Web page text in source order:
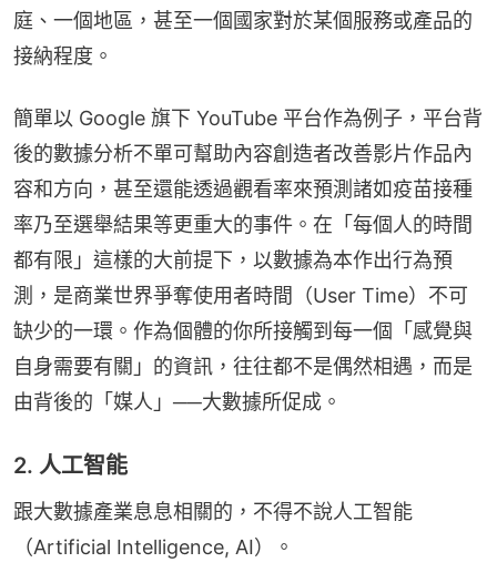
庭、一個地區，甚至一個國家對於某個服務或產品的
接納程度。
簡單以 Google 旗下 YouTube 平台作為例子，平台背
後的數據分析不單可幫助內容創造者改善影片作品內
容和方向，甚至還能透過觀看率來預測諸如疫苗接種
率乃至選舉結果等更重大的事件。在「每個人的時間
都有限」這樣的大前提下，以數據為本作出行為預
測，是商業世界爭奪使用者時間（User Time）不可
缺少的一環。作為個體的你所接觸到每一個「感覺與
自身需要有關」的資訊，往往都不是偶然相遇，而是
由背後的「媒人」──大數據所促成。
2. 人工智能
跟大數據產業息息相關的，不得不說人工智能
（Artificial Intelligence, AI）。